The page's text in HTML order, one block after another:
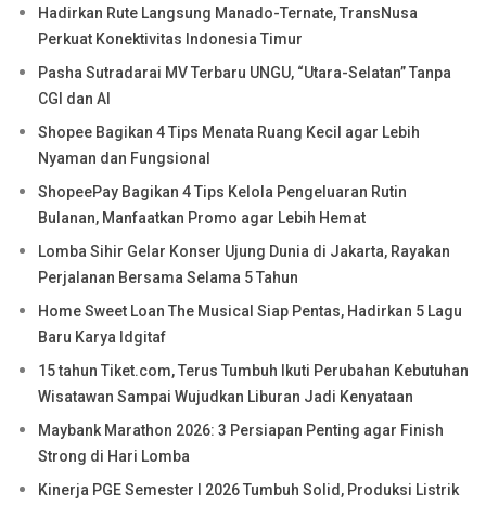
Hadirkan Rute Langsung Manado-Ternate, TransNusa
Perkuat Konektivitas Indonesia Timur
Pasha Sutradarai MV Terbaru UNGU, “Utara-Selatan” Tanpa
CGI dan AI
Shopee Bagikan 4 Tips Menata Ruang Kecil agar Lebih
Nyaman dan Fungsional
ShopeePay Bagikan 4 Tips Kelola Pengeluaran Rutin
Bulanan, Manfaatkan Promo agar Lebih Hemat
Lomba Sihir Gelar Konser Ujung Dunia di Jakarta, Rayakan
Perjalanan Bersama Selama 5 Tahun
Home Sweet Loan The Musical Siap Pentas, Hadirkan 5 Lagu
Baru Karya Idgitaf
15 tahun Tiket.com, Terus Tumbuh Ikuti Perubahan Kebutuhan
Wisatawan Sampai Wujudkan Liburan Jadi Kenyataan
Maybank Marathon 2026: 3 Persiapan Penting agar Finish
Strong di Hari Lomba
Kinerja PGE Semester I 2026 Tumbuh Solid, Produksi Listrik